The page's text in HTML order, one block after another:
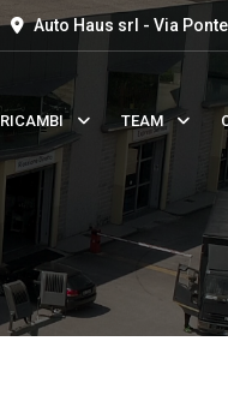
Auto Haus srl - Via
RICAMBI TEAM